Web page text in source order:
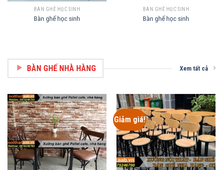
BÀN GHẾ HỌC SINH
Bàn ghế học sinh
BÀN GHẾ HỌC SINH
Bàn ghế học sinh
BÀN GHẾ NHÀ HÀNG Xem tất cả
Giảm giá!